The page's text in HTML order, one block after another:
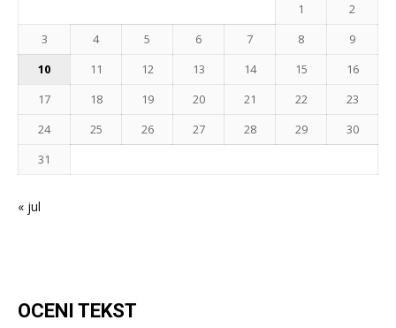
1
2
3
4 5 6 7 8
9
10
11 12 13 14 15
16
17
18 19 20 21 22
23
24
25 26 27 28 29
30
31
« jul
OCENI TEKST